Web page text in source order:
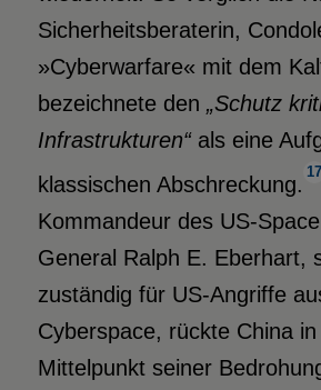
Sicherheitsberaterin,
»Cyberwarfare« mit dem
bezeichnete den „Schutz
Infrastrukturen“als eine
klassischen Abschreckung.
17
Kommandeur des US-
General Ralph E. Eberhart,
zuständig für US-Angriffe
Cyberspace, rückte China in
Mittelpunkt seiner